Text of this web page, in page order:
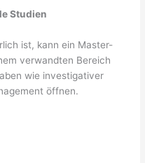
Studien
ist, kann ein Master-
verwandten Bereich
wie investigativer
öffnen.